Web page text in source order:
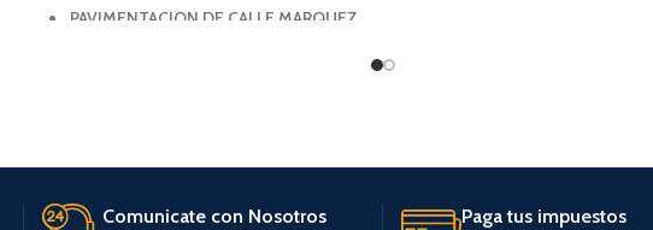
PAVIMENTACION DE CALLE MARQUEZ
Comunicate con Nosotros Paga tus impuestos